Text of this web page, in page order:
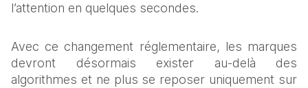
l’attention en quelques secondes.
Avec ce changement réglementaire, les marques
devront désormais exister au-delà des
algorithmes et ne plus se reposer uniquement sur